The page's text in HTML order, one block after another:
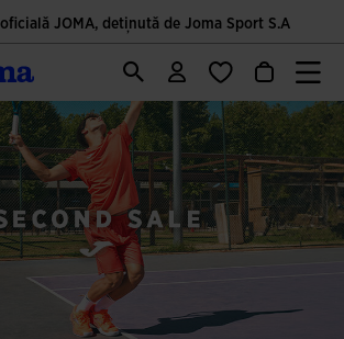
JOMA, deținută de Joma Sport S.A